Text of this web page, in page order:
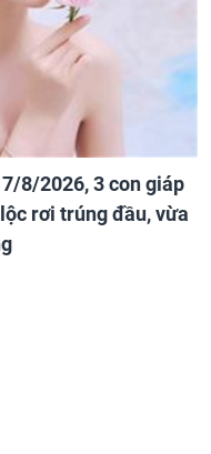
8/2026, 3 con giáp
rơi trúng đầu, vừa